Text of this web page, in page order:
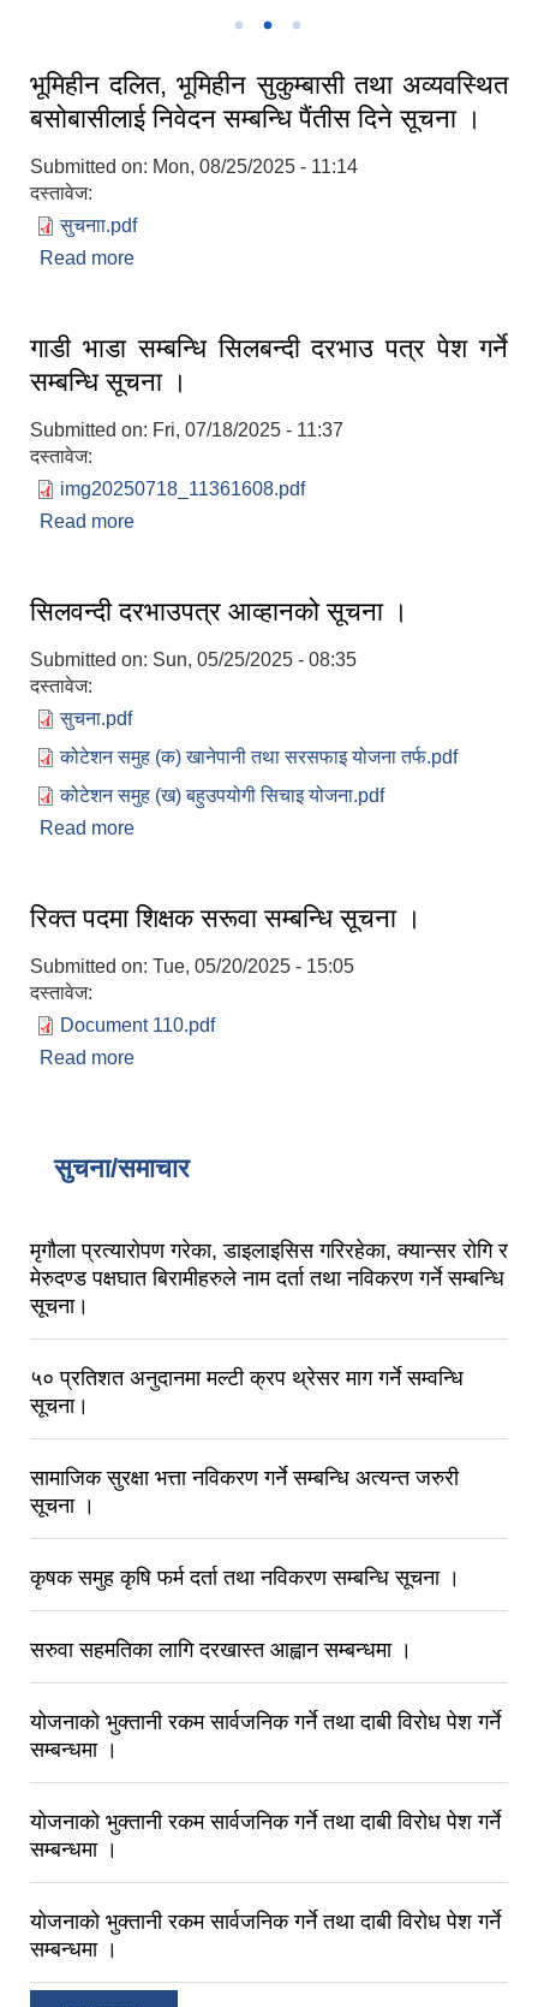
भूमिहीन दलित, भूमिहीन सुकुम्बासी तथा अव्यवस्थित
बसोबासीलाई निवेदन सम्बन्धि पैंतीस दिने सूचना ।
Submitted on: Mon, 08/25/2025 - 11:14
दस्तावेज:
सुचनाा.pdf
Read more
गाडी भाडा सम्बन्धि सिलबन्दी दरभाउ पत्र पेश गर्ने
सम्बन्धि सूचना ।
Submitted on: Fri, 07/18/2025 - 11:37
दस्तावेज:
img20250718_11361608.pdf
Read more
सिलवन्दी दरभाउपत्र आव्हानको सूचना ।
Submitted on: Sun, 05/25/2025 - 08:35
दस्तावेज:
सुचना.pdf
कोटेशन समुह (क) खानेपानी तथा सरसफाइ योजना तर्फ.pdf
कोटेशन समुह (ख) बहुउपयोगी सिचाइ योजना.pdf
Read more
रिक्त पदमा शिक्षक सरूवा सम्बन्धि सूचना ।
Submitted on: Tue, 05/20/2025 - 15:05
दस्तावेज:
Document 110.pdf
Read more
सुचना/समाचार
मृगौला प्रत्यारोपण गरेका, डाइलाइसिस गरिरहेका, क्यान्सर रोगि र
मेरुदण्ड पक्षघात बिरामीहरुले नाम दर्ता तथा नविकरण गर्ने सम्बन्धि
सूचना।
५० प्रतिशत अनुदानमा मल्टी क्रप थ्रेसर माग गर्ने सम्वन्धि
सूचना।
सामाजिक सुरक्षा भत्ता नविकरण गर्ने सम्बन्धि अत्यन्त जरुरी
सूचना ।
कृषक समुह कृषि फर्म दर्ता तथा नविकरण सम्बन्धि सूचना ।
सरुवा सहमतिका लागि दरखास्त आह्वान सम्बन्धमा ।
योजनाको भुक्तानी रकम सार्वजनिक गर्ने तथा दाबी विरोध पेश गर्ने
सम्बन्धमा ।
योजनाको भुक्तानी रकम सार्वजनिक गर्ने तथा दाबी विरोध पेश गर्ने
सम्बन्धमा ।
योजनाको भुक्तानी रकम सार्वजनिक गर्ने तथा दाबी विरोध पेश गर्ने
सम्बन्धमा ।